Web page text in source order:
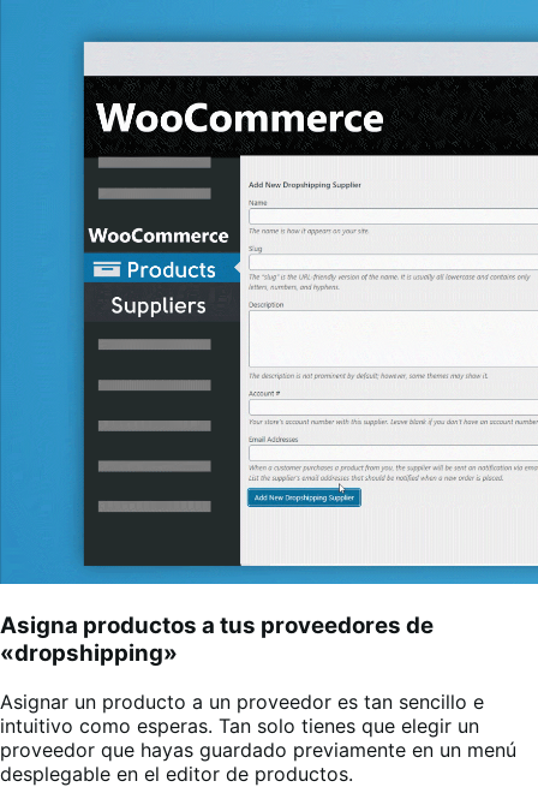
Asigna productos a tus proveedores de
«dropshipping»
Asignar un producto a un proveedor es tan sencillo e
intuitivo como esperas. Tan solo tienes que elegir un
proveedor que hayas guardado previamente en un menú
desplegable en el editor de productos.